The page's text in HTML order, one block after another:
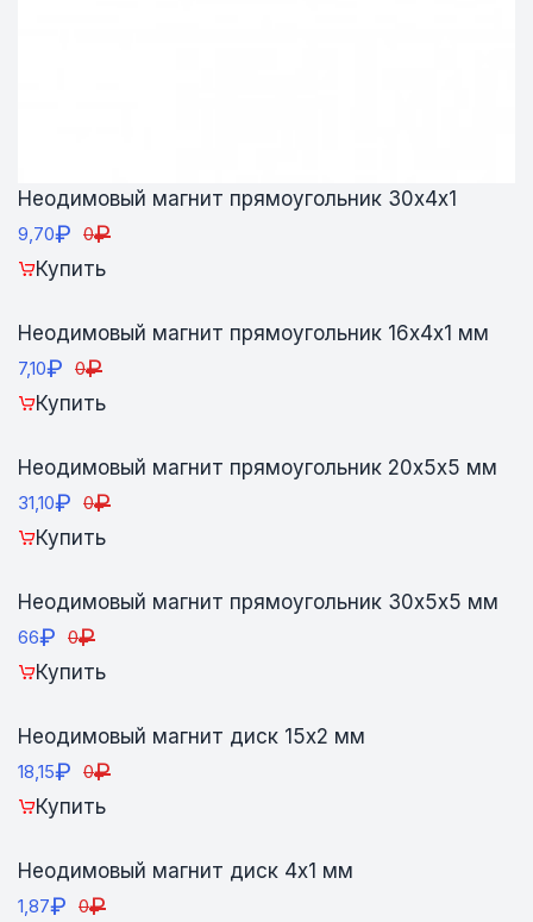
Неодимовый магнит прямоугольник 30х4х1
9,70₽ 0₽
Купить
Неодимовый магнит прямоугольник 16х4х1 мм
7,10₽ 0₽
Купить
Неодимовый магнит прямоугольник 20х5х5 мм
31,10₽ 0₽
Купить
Неодимовый магнит прямоугольник 30х5х5 мм
66₽ 0₽
Купить
Неодимовый магнит диск 15х2 мм
18,15₽ 0₽
Купить
Неодимовый магнит диск 4х1 мм
1,87₽ 0₽